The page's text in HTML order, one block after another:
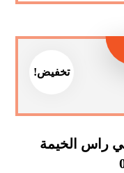
تخفيض!
راس الخيمة